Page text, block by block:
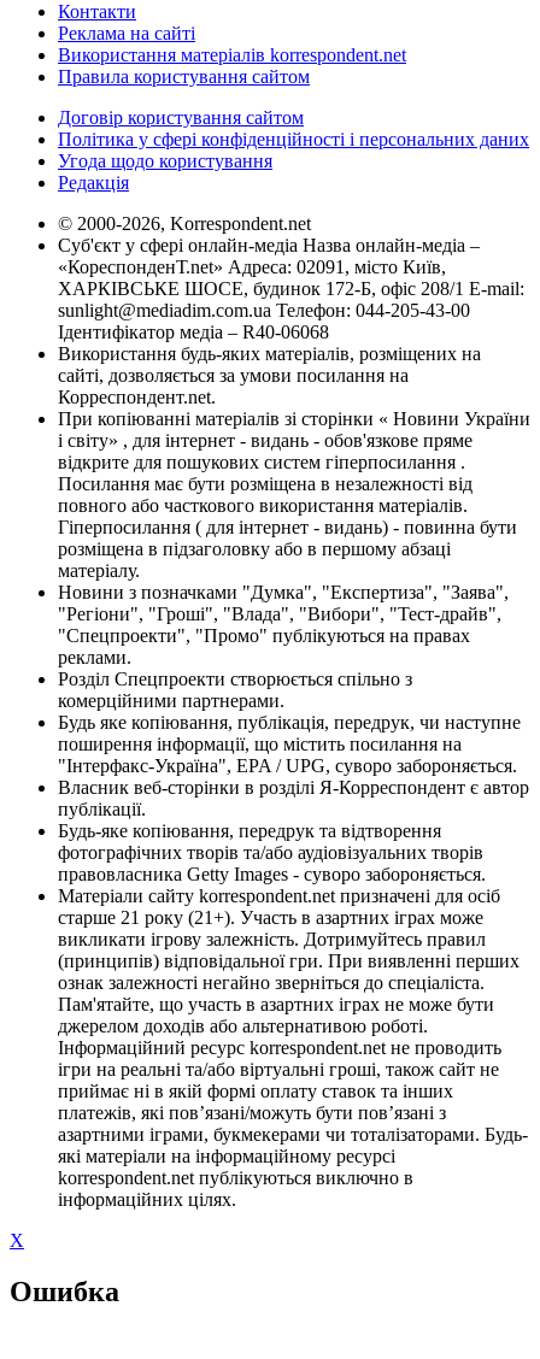
Контакти
Реклама на сайті
Використання матеріалів korrespondent.net
Правила користування сайтом
Договір користування сайтом
Політика у сфері конфіденційності і персональних даних
Угода щодо користування
Редакція
© 2000-2026, Korrespondent.net
Суб'єкт у сфері онлайн-медіа Назва онлайн-медіа –
«КореспонденТ.net» Адреса: 02091, місто Київ,
ХАРКІВСЬКЕ ШОСЕ, будинок 172-Б, офіс 208/1 E-mail:
sunlight@mediadim.com.ua Телефон: 044-205-43-00
Ідентифікатор медіа – R40-06068
Використання будь-яких матеріалів, розміщених на
сайті, дозволяється за умови посилання на
Корреспондент.net.
При копіюванні матеріалів зі сторінки « Новини України
і світу» , для інтернет - видань - обов'язкове пряме
відкрите для пошукових систем гіперпосилання .
Посилання має бути розміщена в незалежності від
повного або часткового використання матеріалів.
Гіперпосилання ( для інтернет - видань) - повинна бути
розміщена в підзаголовку або в першому абзаці
матеріалу.
Новини з позначками "Думка", "Експертиза", "Заява",
"Регіони", "Гроші", "Влада", "Вибори", "Тест-драйв",
"Спецпроекти", "Промо" публікуються на правах
реклами.
Розділ Спецпроекти створюється спільно з
комерційними партнерами.
Будь яке копіювання, публікація, передрук, чи наступне
поширення інформації, що містить посилання на
"Інтерфакс-Україна", EPA / UPG, суворо забороняється.
Власник веб-сторінки в розділі Я-Корреспондент є автор
публікації.
Будь-яке копіювання, передрук та відтворення
фотографічних творів та/або аудіовізуальних творів
правовласника Getty Images - суворо забороняється.
Матеріали сайту korrespondent.net призначені для осіб
старше 21 року (21+). Участь в азартних іграх може
викликати ігрову залежність. Дотримуйтесь правил
(принципів) відповідальної гри. При виявленні перших
ознак залежності негайно зверніться до спеціаліста.
Пам'ятайте, що участь в азартних іграх не може бути
джерелом доходів або альтернативою роботі.
Інформаційний ресурс korrespondent.net не проводить
ігри на реальні та/або віртуальні гроші, також сайт не
приймає ні в якій формі оплату ставок та інших
платежів, які пов’язані/можуть бути пов’язані з
азартними іграми, букмекерами чи тоталізаторами. Будь-
які матеріали на інформаційному ресурсі
korrespondent.net публікуються виключно в
інформаційних цілях.
X
Ошибка